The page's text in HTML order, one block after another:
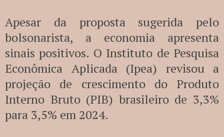
Apesar da proposta sugerida pelo
bolsonarista, a economia apresenta
sinais positivos. O Instituto de Pesquisa
Econômica Aplicada (Ipea) revisou a
projeção de crescimento do Produto
Interno Bruto (PIB) brasileiro de 3,3%
para 3,5% em 2024.